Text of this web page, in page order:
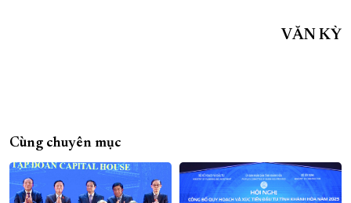
VĂN KỲ
Cùng chuyên mục